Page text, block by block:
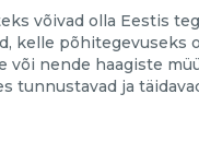
võivad olla Eestis
kelle põhitegevuseks
või nende haagiste
tunnustavad ja